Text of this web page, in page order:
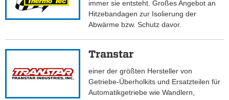
immer sie entsteht. Großes Angebot an
Hitzebandagen zur Isolierung der
Abwärme bzw. Schutz davor.
Transtar
einer der größten Hersteller von
Getriebe-Überholkits und Ersatzteilen für
Automatikgetriebe wie Wandlern,